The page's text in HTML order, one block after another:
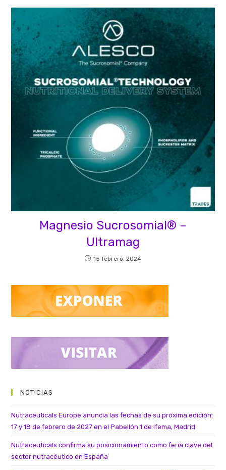
Magnesio Sucrosomial® –
Ultramag
15 febrero, 2024
NOTICIAS
Nutraceuticals Europe anuncia las fechas de su próxima edición:
17 y 18 de febrero de 2027 en el Pabellón 1 de Ifema, Madrid
Nutraceuticals confirma su posicionamiento como feria clave del
sector nutracéutico en España